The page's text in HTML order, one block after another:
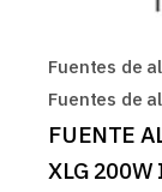
Fuentes de
Fuentes de
FUENTE
XLG 200W